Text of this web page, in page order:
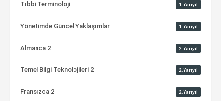
Tıbbi Terminoloji 1.Yarıyıl
Yönetimde Güncel Yaklaşımlar 1.Yarıyıl
Almanca 2 2.Yarıyıl
Temel Bilgi Teknolojileri 2 2.Yarıyıl
Fransızca 2 2.Yarıyıl